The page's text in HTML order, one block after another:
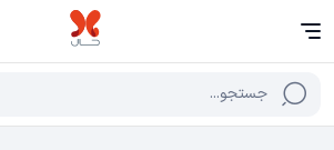
جستجو...